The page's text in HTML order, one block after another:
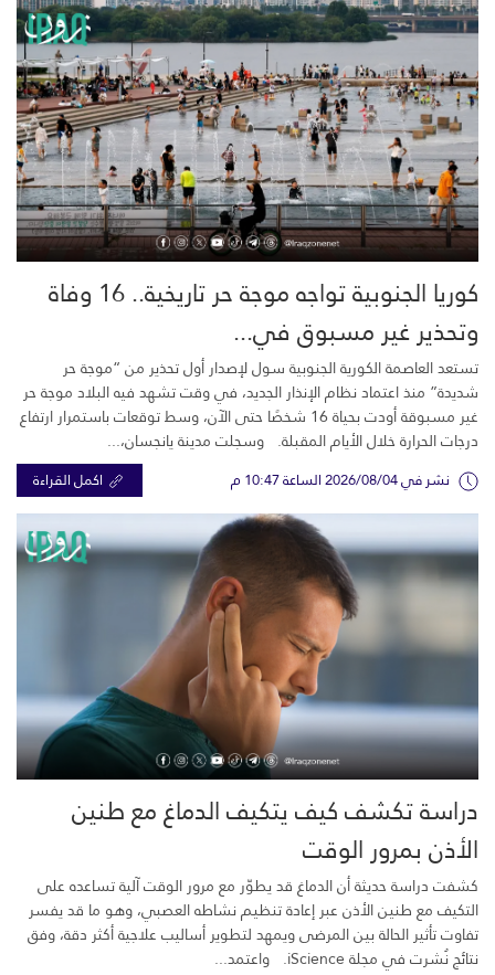
كوريا الجنوبية تواجه موجة حر تاريخية.. 16 وفاة
وتحذير غير مسبوق في...
تستعد العاصمة الكورية الجنوبية سول لإصدار أول تحذير من “موجة حر
شديدة” منذ اعتماد نظام الإنذار الجديد، في وقت تشهد فيه البلاد موجة حر
غير مسبوقة أودت بحياة 16 شخصًا حتى الآن، وسط توقعات باستمرار ارتفاع
درجات الحرارة خلال الأيام المقبلة. وسجلت مدينة يانجسان،...
نشر في 2026/08/04 الساعة 10:47 م اكمل القراءة
دراسة تكشف كيف يتكيف الدماغ مع طنين
الأذن بمرور الوقت
كشفت دراسة حديثة أن الدماغ قد يطوّر مع مرور الوقت آلية تساعده على
التكيف مع طنين الأذن عبر إعادة تنظيم نشاطه العصبي، وهو ما قد يفسر
تفاوت تأثير الحالة بين المرضى ويمهد لتطوير أساليب علاجية أكثر دقة، وفق
نتائج نُشرت في مجلة iScience. واعتمد...